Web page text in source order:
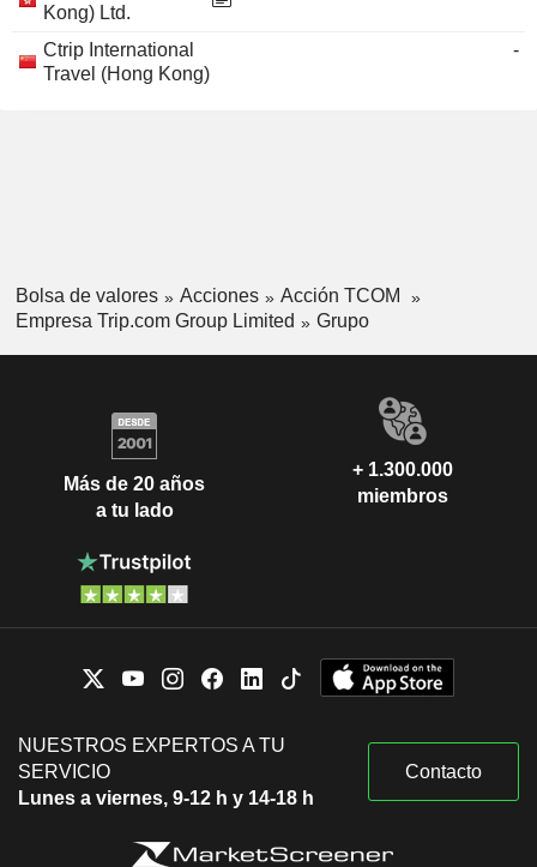
Kong) Ltd.
Ctrip International
Travel (Hong Kong)
-
Bolsa de valores Acciones
Acción TCOM
Empresa Trip.com Group Limited
Grupo
Más de 20 años
a tu lado
+ 1.300.000
miembros
NUESTROS EXPERTOS A TU
SERVICIO
Lunes a viernes, 9-12 h y 14-18 h
Contacto